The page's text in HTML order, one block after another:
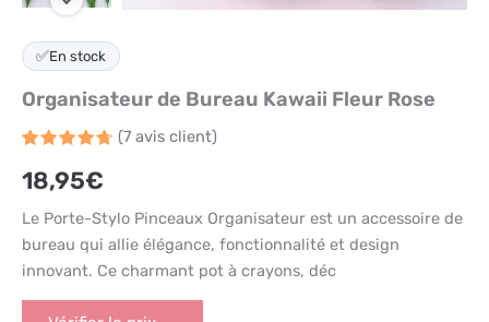
✅En stock
Organisateur de Bureau Kawaii Fleur Rose
sur 5
basé
notations
client
(7avis client)
18,95€
Le Porte-Stylo Pinceaux Organisateur est un accessoire de
bureau qui allie élégance, fonctionnalité et design
innovant. Ce charmant pot à crayons, déc